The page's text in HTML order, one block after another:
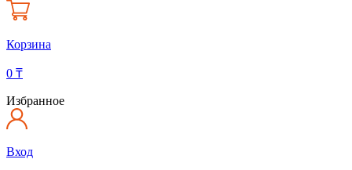
Корзина
0 ₸
Избранное
Вход